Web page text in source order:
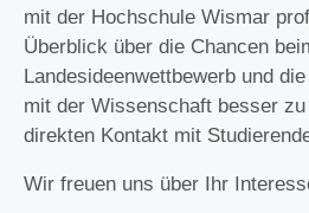
mit der Hochschule Wismar
Überblick über die Chancen
Landesideenwettbewerb und
mit der Wissenschaft besser
direkten Kontakt mit
Wir freuen uns über Ihr